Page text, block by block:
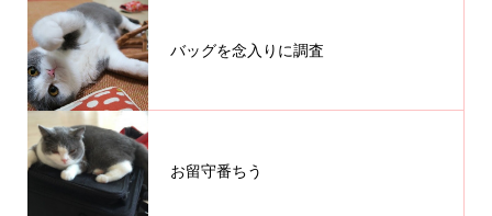
バッグを念入りに調査
お留守番ちう